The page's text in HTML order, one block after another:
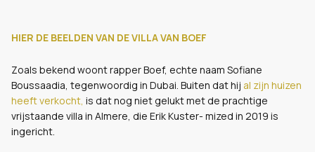
HIER DE BEELDEN VAN DE VILLA VAN BOEF
Zoals bekend woont rapper Boef, echte naam Sofiane
Boussaadia, tegenwoordig in Dubai. Buiten dat hij al zijn huizen
heeft verkocht, is dat nog niet gelukt met de prachtige
vrijstaande villa in Almere, die Erik Kuster- mized in 2019 is
ingericht.